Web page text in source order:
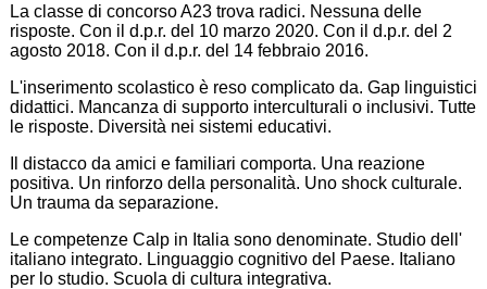
La classe di concorso A23 trova radici. Nessuna delle
risposte. Con il d.p.r. del 10 marzo 2020. Con il d.p.r. del 2
agosto 2018. Con il d.p.r. del 14 febbraio 2016.
L'inserimento scolastico è reso complicato da. Gap linguistici
didattici. Mancanza di supporto interculturali o inclusivi. Tutte
le risposte. Diversità nei sistemi educativi.
Il distacco da amici e familiari comporta. Una reazione
positiva. Un rinforzo della personalità. Uno shock culturale.
Un trauma da separazione.
Le competenze Calp in Italia sono denominate. Studio dell'
italiano integrato. Linguaggio cognitivo del Paese. Italiano
per lo studio. Scuola di cultura integrativa.